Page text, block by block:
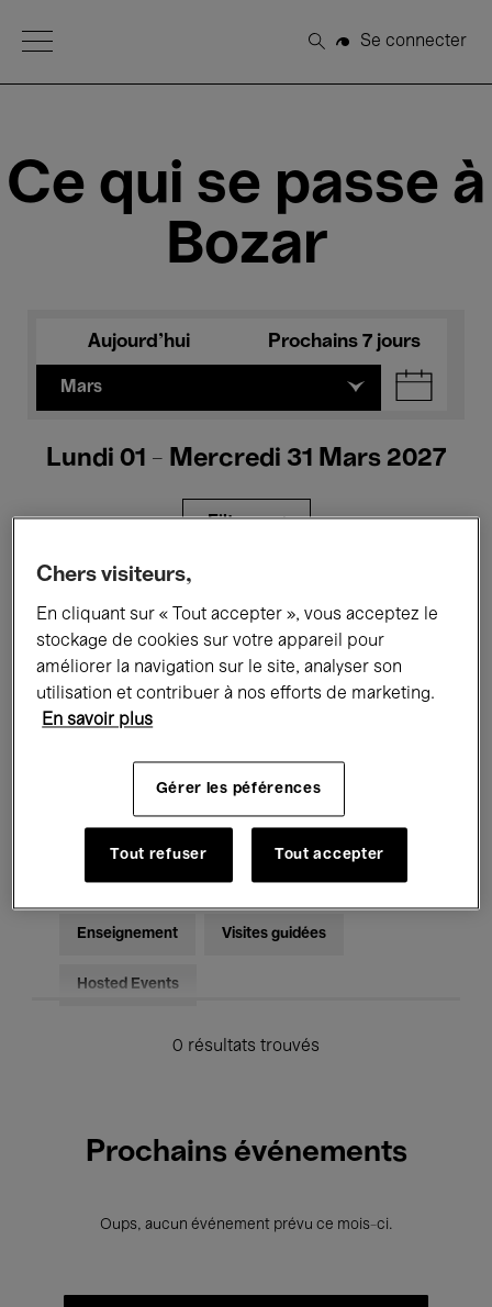
Open Menu
Rechercher
Se connecter
Ce qui se passe à
Bozar
Aujourd'hui Prochains 7 jours
Mars
Lundi 01 - Mercredi 31 Mars 2027
Filtres
Expositions Films Performances
Rencontres & Débats Jazz
Musique électronique
Pour tous Kids’ Palace
Enseignement Visites guidées
Hosted Events
0 résultats trouvés
Prochains événements
Oups, aucun événement prévu ce mois-ci.
Chers visiteurs,
En cliquant sur « Tout accepter », vous acceptez le
stockage de cookies sur votre appareil pour
améliorer la navigation sur le site, analyser son
utilisation et contribuer à nos efforts de marketing.
En savoir plus
Gérer les péférences
Tout refuser Tout accepter